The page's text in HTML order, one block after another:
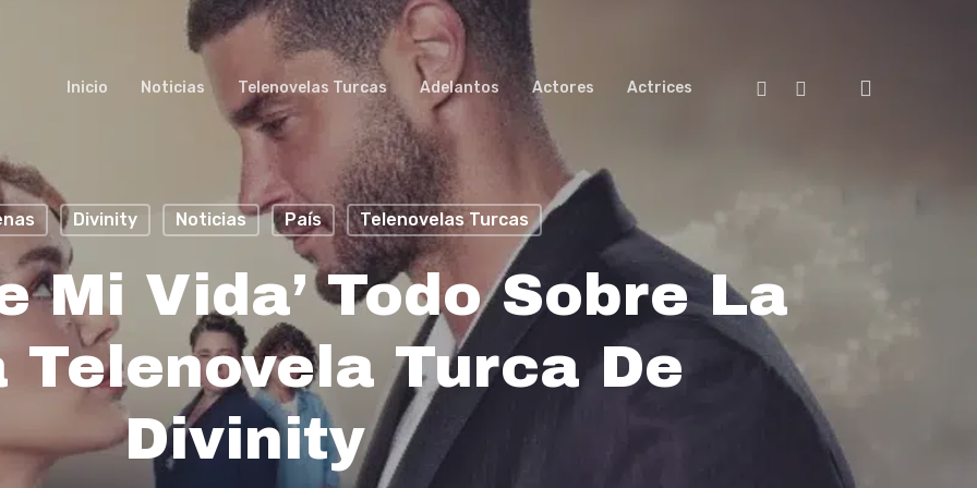
Inicio Noticias Telenovelas Turcas Adelantos Actores Actrices FacebookYoutube
Divinity Noticias País Telenovelas Turcas
Mi Vida’ Todo Sobre La
Telenovela Turca De
Divinity